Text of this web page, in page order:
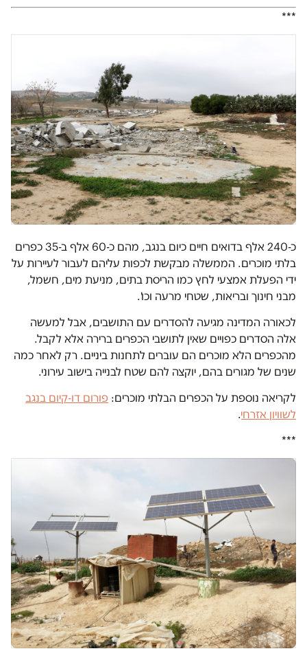
***
כ-240 אלף בדואים חיים כיום בנגב, מהם כ-60 אלף ב-35 כפרים
בלתי מוכרים. הממשלה מבקשת לכפות עליהם לעבור לעיירות על
ידי הפעלת אמצעי לחץ כמו הריסת בתים, מניעת מים, חשמל,
מבני חינוך ובריאות, שטחי מרעה וכו'.
לכאורה המדינה מגיעה להסדרים עם התושבים, אבל למעשה
אלה הסדרים כפויים שאין לתושבי הכפרים ברירה אלא לקבל.
מהכפרים הלא מוכרים הם עוברים לתחנות ביניים. רק לאחר כמה
שנים של מגורים בהם, יוקצה להם שטח לבנייה בישוב עירוני.
לקריאה נוספת על הכפרים הבלתי מוכרים: פורום דו-קיום בנגב
לשוויון אזרחי.
***